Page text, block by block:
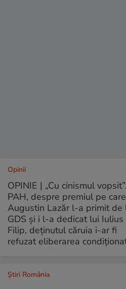
Opinii
OPINIE | „Cu cinismul vopsit”.
PAH, despre premiul pe care
Augustin Lazăr l-a primit de
GDS și i l-a dedicat lui Iulius
Filip, deținutul căruia i-ar fi
refuzat eliberarea
Știri România